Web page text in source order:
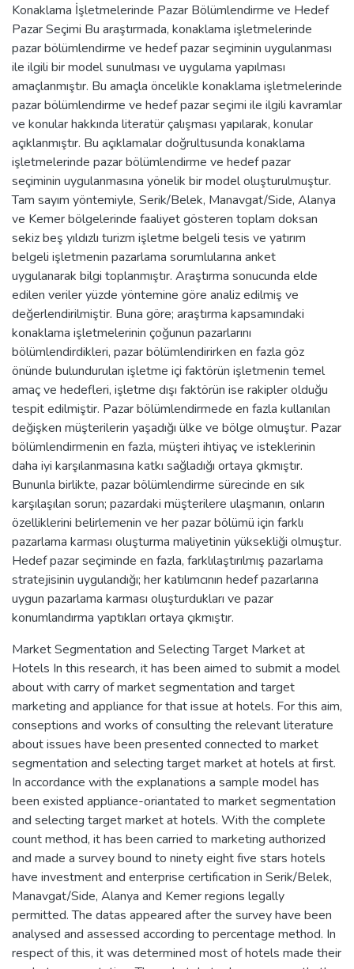
Konaklama İşletmelerinde Pazar Bölümlendirme ve Hedef
Pazar Seçimi Bu araştırmada, konaklama işletmelerinde
pazar bölümlendirme ve hedef pazar seçiminin uygulanması
ile ilgili bir model sunulması ve uygulama yapılması
amaçlanmıştır. Bu amaçla öncelikle konaklama işletmelerinde
pazar bölümlendirme ve hedef pazar seçimi ile ilgili kavramlar
ve konular hakkında literatür çalışması yapılarak, konular
açıklanmıştır. Bu açıklamalar doğrultusunda konaklama
işletmelerinde pazar bölümlendirme ve hedef pazar
seçiminin uygulanmasına yönelik bir model oluşturulmuştur.
Tam sayım yöntemiyle, Serik/Belek, Manavgat/Side, Alanya
ve Kemer bölgelerinde faaliyet gösteren toplam doksan
sekiz beş yıldızlı turizm işletme belgeli tesis ve yatırım
belgeli işletmenin pazarlama sorumlularına anket
uygulanarak bilgi toplanmıştır. Araştırma sonucunda elde
edilen veriler yüzde yöntemine göre analiz edilmiş ve
değerlendirilmiştir. Buna göre; araştırma kapsamındaki
konaklama işletmelerinin çoğunun pazarlarını
bölümlendirdikleri, pazar bölümlendirirken en fazla göz
önünde bulundurulan işletme içi faktörün işletmenin temel
amaç ve hedefleri, işletme dışı faktörün ise rakipler olduğu
tespit edilmiştir. Pazar bölümlendirmede en fazla kullanılan
değişken müşterilerin yaşadığı ülke ve bölge olmuştur. Pazar
bölümlendirmenin en fazla, müşteri ihtiyaç ve isteklerinin
daha iyi karşılanmasına katkı sağladığı ortaya çıkmıştır.
Bununla birlikte, pazar bölümlendirme sürecinde en sık
karşılaşılan sorun; pazardaki müşterilere ulaşmanın, onların
özelliklerini belirlemenin ve her pazar bölümü için farklı
pazarlama karması oluşturma maliyetinin yüksekliği olmuştur.
Hedef pazar seçiminde en fazla, farklılaştırılmış pazarlama
stratejisinin uygulandığı; her katılımcının hedef pazarlarına
uygun pazarlama karması oluşturdukları ve pazar
konumlandırma yaptıkları ortaya çıkmıştır.
Market Segmentation and Selecting Target Market at
Hotels In this research, it has been aimed to submit a model
about with carry of market segmentation and target
marketing and appliance for that issue at hotels. For this aim,
conseptions and works of consulting the relevant literature
about issues have been presented connected to market
segmentation and selecting target market at hotels at first.
In accordance with the explanations a sample model has
been existed appliance-oriantated to market segmentation
and selecting target market at hotels. With the complete
count method, it has been carried to marketing authorized
and made a survey bound to ninety eight five stars hotels
have investment and enterprise certification in Serik/Belek,
Manavgat/Side, Alanya and Kemer regions legally
permitted. The datas appeared after the survey have been
analysed and assessed according to percentage method. In
respect of this, it was determined most of hotels made their